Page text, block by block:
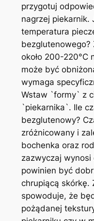
przygotuj
nagrzej piekarnik.
temperatura
bezglutenowego?
około 200-220°C
może być
wymaga
Wstaw `formy` z
`piekarnika`. Ile
bezglutenowy?
zróżnicowany i
bochenka oraz
zazwyczaj
powinien być
chrupiącą skórkę.
spowoduje, że
pożądanej